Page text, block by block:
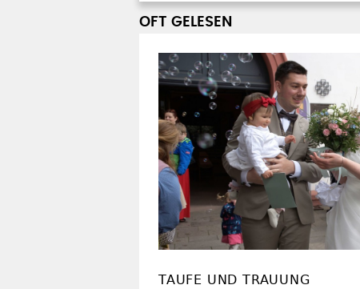
OFT GELESEN
TAUFE UND TRAUUNG